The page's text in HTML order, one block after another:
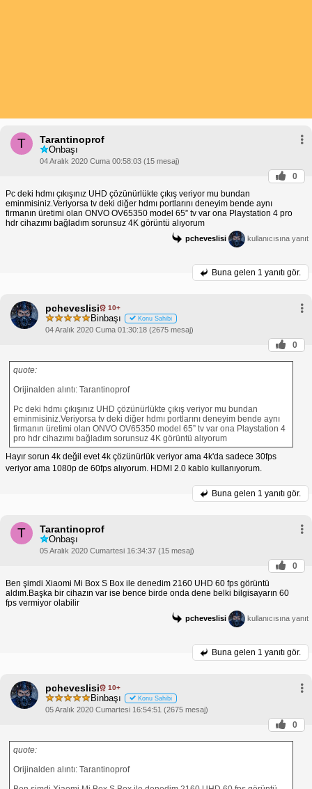
T Tarantinoprof
Onbaşı
04 Aralık 2020 Cuma 00:58:03 (15 mesaj)
0
Pc deki hdmı çıkışınız UHD çözünürlükte çıkış veriyor mu bundan
eminmisiniz.Veriyorsa tv deki diğer hdmı portlarını deneyim bende aynı
firmanın üretimi olan ONVO OV65350 model 65” tv var ona Playstation 4 pro
hdr cihazımı bağladım sorunsuz 4K görüntü alıyorum
pcheveslisi kullanıcısına yanıt
Buna gelen 1 yanıtı gör.
pcheveslisi 10+
Binbaşı Konu Sahibi
04 Aralık 2020 Cuma 01:30:18 (2675 mesaj)
0
quote:
Orijinalden alıntı: Tarantinoprof
Pc deki hdmı çıkışınız UHD çözünürlükte çıkış veriyor mu bundan
eminmisiniz.Veriyorsa tv deki diğer hdmı portlarını deneyim bende aynı
firmanın üretimi olan ONVO OV65350 model 65” tv var ona Playstation 4
pro hdr cihazımı bağladım sorunsuz 4K görüntü alıyorum
Hayır sorun 4k değil evet 4k çözünürlük veriyor ama 4k'da sadece 30fps
veriyor ama 1080p de 60fps alıyorum. HDMI 2.0 kablo kullanıyorum.
Buna gelen 1 yanıtı gör.
T Tarantinoprof
Onbaşı
05 Aralık 2020 Cumartesi 16:34:37 (15 mesaj)
0
Ben şimdi Xiaomi Mi Box S Box ile denedim 2160 UHD 60 fps görüntü
aldım.Başka bir cihazın var ise bence birde onda dene belki bilgisayarın 60
fps vermiyor olabilir
pcheveslisi kullanıcısına yanıt
Buna gelen 1 yanıtı gör.
pcheveslisi 10+
Binbaşı Konu Sahibi
05 Aralık 2020 Cumartesi 16:54:51 (2675 mesaj)
0
quote:
Orijinalden alıntı: Tarantinoprof